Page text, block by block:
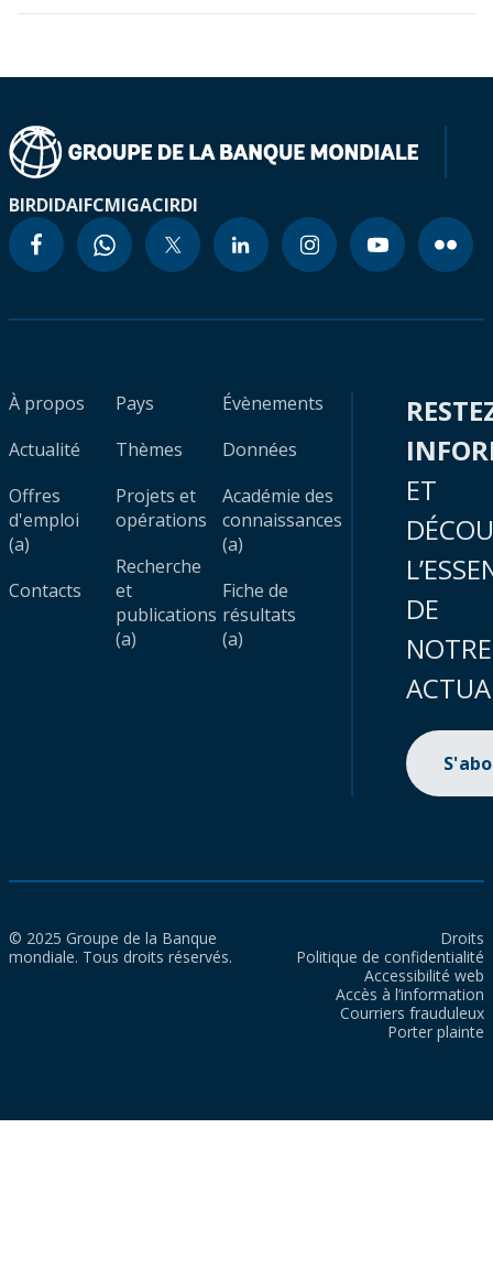
BIRDIDAIFCMIGACIRDI
À propos
Actualité
Offres
d'emploi
(a)
Contacts
Pays
Thèmes
Projets et
opérations
Recherche
et
publications
(a)
Évènements
Données
Académie des
connaissances
(a)
Fiche de
résultats
(a)
ET
DE
NOTRE
© 2025 Groupe de la Banque
mondiale. Tous droits réservés.
Droits
Politique de confidentialité
Accessibilité web
Accès à l’information
Courriers frauduleux
Porter plainte